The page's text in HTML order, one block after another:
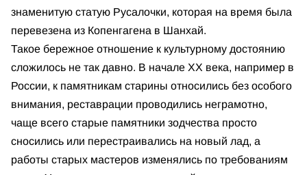
знаменитую статую Русалочки, которая на время была
перевезена из Копенгагена в Шанхай.
Такое бережное отношение к культурному достоянию
сложилось не так давно. В начале ХХ века, например в
России, к памятникам старины относились без особого
внимания, реставрации проводились неграмотно,
чаще всего старые памятники зодчества просто
сносились или перестраивались на новый лад, а
работы старых мастеров изменялись по требованиям